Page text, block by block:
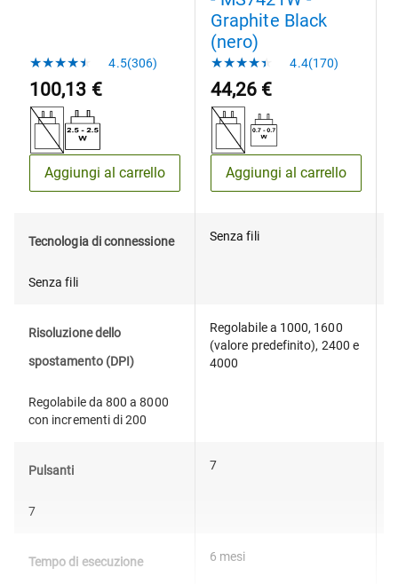
4.5(306)
100,13 €
Aggiungi al carrello
Graphite Black
(nero)
4.4(170)
44,26 €
Aggiungi al carrello
Tecnologia di connessione
Senza fili
Senza fili
Risoluzione dello
spostamento (DPI)
Regolabile da 800 a 8000
con incrementi di 200
Regolabile a 1000, 1600
(valore predefinito), 2400 e
4000
Pulsanti
7
7
Tempo di esecuzione 6 mesi